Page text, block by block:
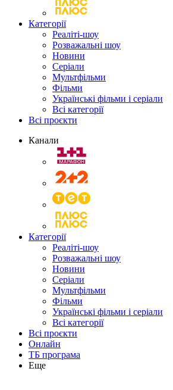
Категорії
Реаліті-шоу
Розважальні шоу
Новини
Серіали
Мультфільми
Фільми
Українські фільми і серіали
Всі категорії
Всі проєкти
Канали
Категорії
Реаліті-шоу
Розважальні шоу
Новини
Серіали
Мультфільми
Фільми
Українські фільми і серіали
Всі категорії
Всі проєкти
Онлайн
ТБ програма
Еще